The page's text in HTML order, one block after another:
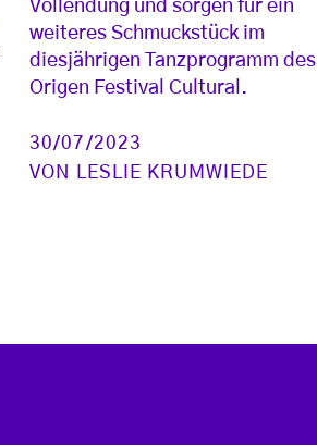
Vollendung und sorgen für ein
weiteres Schmuckstück im
diesjährigen Tanzprogramm des
Origen Festival Cultural.
30/07/2023
VON
LESLIE KRUMWIEDE